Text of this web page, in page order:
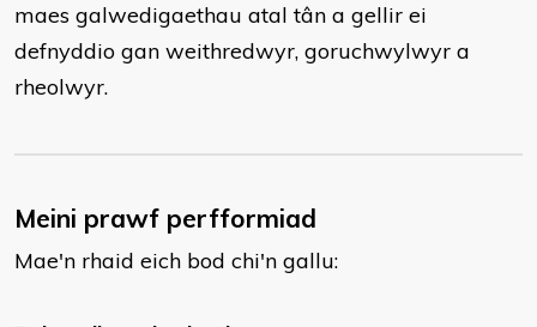
maes galwedigaethau atal tân a gellir ei
defnyddio gan weithredwyr, goruchwylwyr a
rheolwyr.
Meini prawf perfformiad
Mae'n rhaid eich bod chi'n gallu: